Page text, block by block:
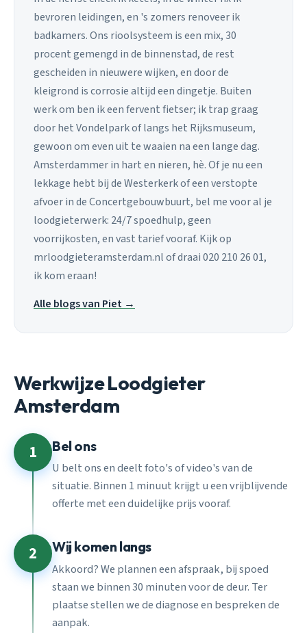
bevroren leidingen, en 's zomers renoveer ik
badkamers. Ons rioolsysteem is een mix, 30
procent gemengd in de binnenstad, de rest
gescheiden in nieuwere wijken, en door de
kleigrond is corrosie altijd een dingetje. Buiten
werk om ben ik een fervent fietser; ik trap graag
door het Vondelpark of langs het Rijksmuseum,
gewoon om even uit te waaien na een lange dag.
Amsterdammer in hart en nieren, hè. Of je nu een
lekkage hebt bij de Westerkerk of een verstopte
afvoer in de Concertgebouwbuurt, bel me voor al je
loodgieterwerk: 24/7 spoedhulp, geen
voorrijkosten, en vast tarief vooraf. Kijk op
mrloodgieteramsterdam.nl of draai 020 210 26 01,
ik kom eraan!
Alle blogs van Piet →
Werkwijze Loodgieter
Amsterdam
1 Bel ons
U belt ons en deelt foto's of video's van de
situatie. Binnen 1 minuut krijgt u een vrijblijvende
offerte met een duidelijke prijs vooraf.
2 Wij komen langs
Akkoord? We plannen een afspraak, bij spoed
staan we binnen 30 minuten voor de deur. Ter
plaatse stellen we de diagnose en bespreken de
aanpak.